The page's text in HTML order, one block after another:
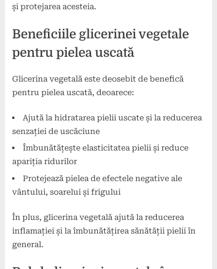
și protejarea acesteia.
Beneficiile glicerinei vegetale
pentru pielea uscată
Glicerina vegetală este deosebit de benefică
pentru pielea uscată, deoarece:
Ajută la hidratarea pielii uscate și la reducerea
senzației de uscăciune
Îmbunătățește elasticitatea pielii și reduce
apariția ridurilor
Protejează pielea de efectele negative ale
vântului, soarelui și frigului
În plus, glicerina vegetală ajută la reducerea
inflamației și la îmbunătățirea sănătății pielii în
general.